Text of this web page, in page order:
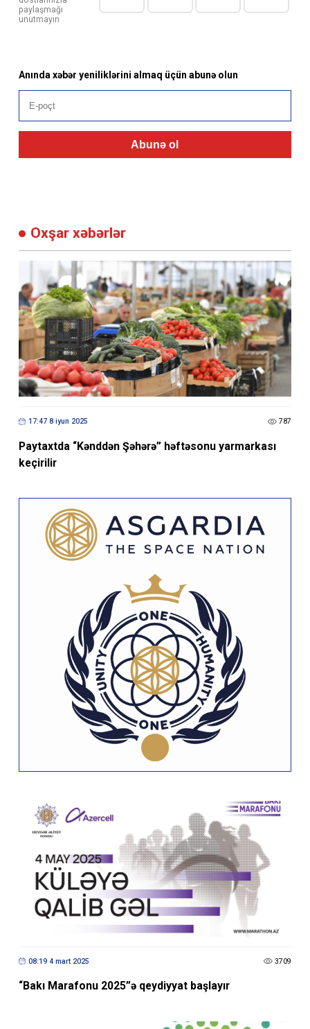
paylaşmağı
unutmayın
Anında xəbər yeniliklərini almaq üçün abunə olun
Abunə ol
Oxşar xəbərlər
17:47 8 iyun 2025 787
Paytaxtda “Kənddən Şəhərə” həftəsonu yarmarkası
keçirilir
08:19 4 mart 2025 3709
“Bakı Marafonu 2025”ə qeydiyyat başlayır